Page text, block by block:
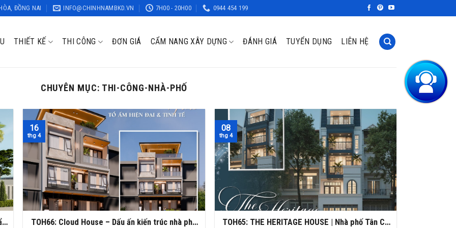
ĐỒNG NAI INFO@CHINHNAMBKD.VN 7H00 - 20H00 0944 454 199
THIẾT KẾ THI CÔNG ĐƠN GIÁ CẨM NANG XÂY DỰNG ĐÁNH GIÁ TUYỂN DỤNG LIÊN HỆ
CHUYÊN MỤC: THI-CÔNG-NHÀ-PHỐ
TOH66: Cloud House – Dấu ấn kiến trúc nhà phố
16
thg 4
TOH65: THE HERITAGE HOUSE | Nhà phố Tân Cổ
08
thg 4